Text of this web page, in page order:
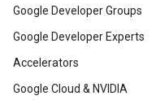
Google Developer Groups
Google Developer Experts
Accelerators
Google Cloud & NVIDIA